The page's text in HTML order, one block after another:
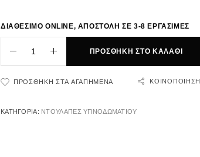
ΔΙΑΘΕΣΙΜΟ ONLINE, ΑΠΟΣΤΟΛΗ ΣΕ 3-8 ΕΡΓΑΣΙΜΕΣ
ΠΡΟΣΘΉΚΗ ΣΤΟ ΚΑΛΆΘΙ
ΠΡΟΣΘΉΚΗ ΣΤΑ ΑΓΑΠΗΜΈΝΑ ΚΟΙΝΟΠΟΊΗΣΗ
ΚΑΤΗΓΟΡΊΑ: ΝΤΟΥΛΑΠΕΣ ΥΠΝΟΔΩΜΑΤΙΟΥ